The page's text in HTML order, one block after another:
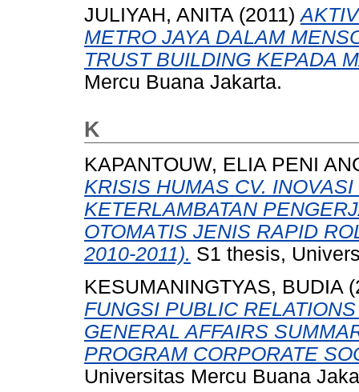
JULIYAH, ANITA (2011)
METRO JAYA DALAM
TRUST BUILDING KEPADA
Mercu Buana Jakarta.
K
KAPANTOUW, ELIA PENI
KRISIS HUMAS CV.
KETERLAMBATAN
ОТОМАTIS JENIS RAPID
2010-2011). S1 thesis,
KESUMANINGTYAS, BUDIA
FUNGSI PUBLIC
GENERAL AFFAIRS
PROGRAM CORPORATE
Universitas Mercu Buana